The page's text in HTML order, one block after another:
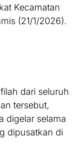
Kecamatan
(21/1/2026).
dari seluruh
tersebut,
digelar selama
dipusatkan di